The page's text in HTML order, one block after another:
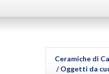
Ceramiche di
/ Oggetti da